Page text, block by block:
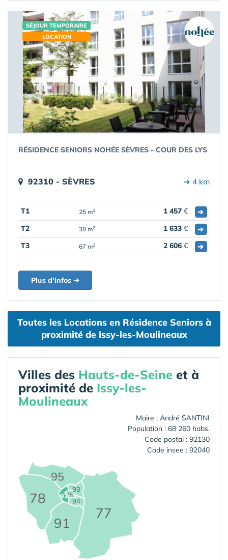
SÉJOUR TEMPORAIRE
LOCATION
RÉSIDENCE SENIORS NOHÉE SÈVRES - COUR DES LYS
92310 - SÈVRES ➔ 4 km
T1 25 m2 1 457 €
➔
T2
38 m2 1 633 €
➔
T3
67 m2 2 606 € ➔
Plus d'infos ➔
Toutes les Locations en Résidence Seniors à
proximité de Issy-les-Moulineaux
Villes des Hauts-de-Seine et à
proximité de Issy-les-
Moulineaux
Maire : André SANTINI
Population : 68 260 habs.
Code postal : 92130
Code insee : 92040
75
77
78
91
92
93
94
95